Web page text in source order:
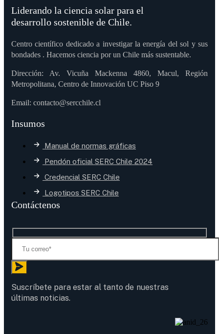
Liderando la ciencia solar para el
desarrollo sostenible de Chile.
Centro científico dedicado a investigar la energía del sol y sus
bondades . Hacemos ciencia por un Chile más sustentable.
Dirección: Av. Vicuña Mackenna 4860, Macul, Región
Metropolitana, Centro de Innovación UC Piso 9
Email: contacto@sercchile.cl
Insumos
Manual de normas gráficas
Pendón oficial SERC Chile 2024
Credencial SERC Chile
Logotipos SERC Chile
Contáctenos
Suscríbete para estar al tanto de nuestras
últimas noticias.